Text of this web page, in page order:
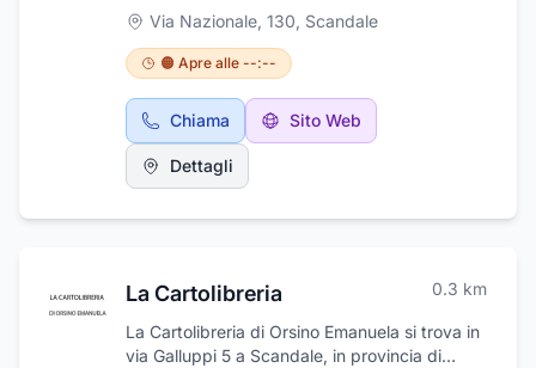
calabresi dal 1961. Presso lo showroom sarà
possibile trovare cucine, cucine componibili,
divani, poltrone, stanzette, mobili, camerette,
stanze da letto, mobili moderni e classici. Lo
staff, competente e cordiale, sarà sempre a
disposizione per qualsiasi chiarimento o
consiglio. Si effettua consegna a domicilio e
servizio trasloco.
Via Nazionale, 130, Scandale
🟠 Apre alle --:--
Chiama Sito Web
Dettagli
La Cartolibreria 0.3 km
La Cartolibreria di Orsino Emanuela si trova in
via Galluppi 5 a Scandale, in provincia di